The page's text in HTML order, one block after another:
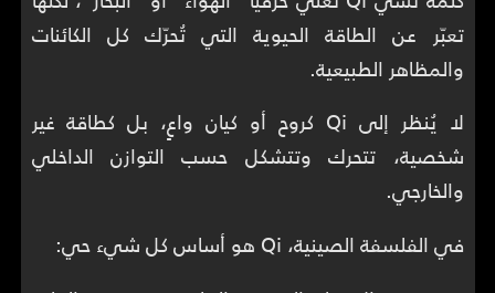
تعبّر عن الطاقة الحيوية التي تُحرّك كل الكائنات
والمظاهر الطبيعية.
لا يُنظر إلى Qi كروح أو كيان واعٍ، بل كطاقة غير
شخصية، تتحرك وتتشكل حسب التوازن الداخلي
والخارجي.
في الفلسفة الصينية، Qi هو أساس كل شيء حي: